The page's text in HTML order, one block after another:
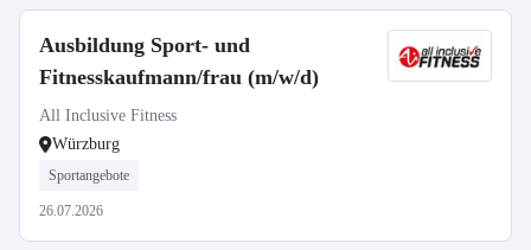
Ausbildung Sport- und
Fitnesskaufmann/frau (m/w/d)
All Inclusive Fitness
Würzburg
Sportangebote
26.07.2026